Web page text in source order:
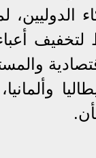
الدوليين،